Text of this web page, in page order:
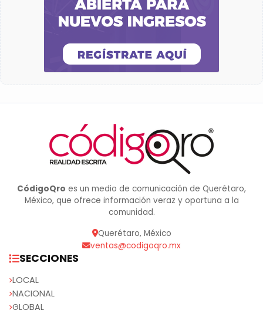
CódigoQro es un medio de comunicación de Querétaro,
México, que ofrece información veraz y oportuna a la
comunidad.
Querétaro, México
ventas@codigoqro.mx
SECCIONES
LOCAL
NACIONAL
GLOBAL